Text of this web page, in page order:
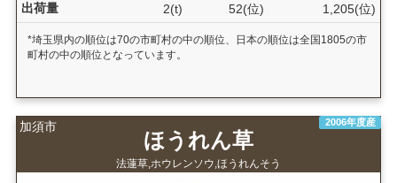
出荷量 2(t) 52(位) 1,205(位)
*埼玉県内の順位は70の市町村の中の順位、日本の順位は全国1805の市
町村の中の順位となっています。
加須市 2006年度産
ほうれん草
法蓮草,ホウレンソウ,ほうれんそう